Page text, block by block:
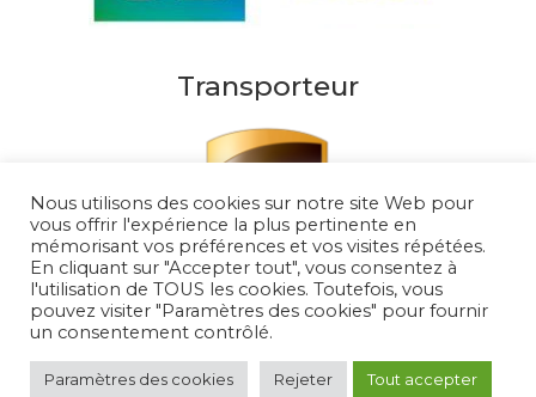
Transporteur
réservés
Nous utilisons des cookies sur notre site Web pour
vous offrir l'expérience la plus pertinente en
mémorisant vos préférences et vos visites répétées.
En cliquant sur "Accepter tout", vous consentez à
l'utilisation de TOUS les cookies. Toutefois, vous
pouvez visiter "Paramètres des cookies" pour fournir
un consentement contrôlé.
Paramètres des cookies Rejeter Tout accepter